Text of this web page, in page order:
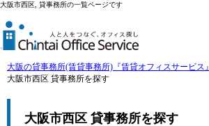
大阪市西区, 貸事務所の一覧ページです
大阪の貸事務所(賃貸事務所)『賃貸オフィスサービス』
大阪市西区 貸事務所を探す
大阪市西区 貸事務所を探す